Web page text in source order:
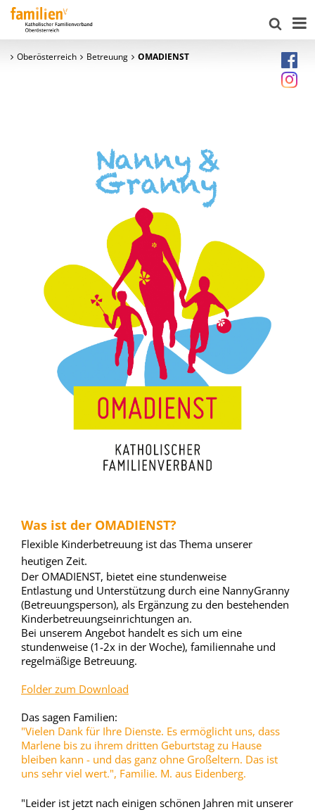
Oberösterreich Betreuung OMADIENST
Was ist der OMADIENST?
Flexible Kinderbetreuung ist das Thema unserer
heutigen Zeit.
Der OMADIENST, bietet eine stundenweise
Entlastung und Unterstützung durch eine NannyGranny
(Betreuungsperson), als Ergänzung zu den bestehenden
Kinderbetreuungseinrichtungen an.
Bei unserem Angebot handelt es sich um eine
stundenweise (1-2x in der Woche), familiennahe und
regelmäßige Betreuung.
Folder zum Download
Das sagen Familien:
"Vielen Dank für Ihre Dienste. Es ermöglicht uns, dass
Marlene bis zu ihrem dritten Geburtstag zu Hause
bleiben kann - und das ganz ohne Großeltern. Das ist
uns sehr viel wert.", Familie. M. aus Eidenberg.
"Leider ist jetzt nach einigen schönen Jahren mit unserer